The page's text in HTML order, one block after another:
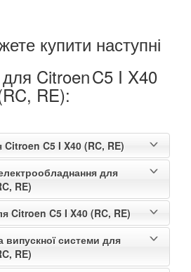
купити наступні
CitroenC5 I X40
RE):
Citroen C5 I X40 (RC, RE)
для
RE)
Citroen C5 I X40 (RC, RE)
випускної системи для
RE)